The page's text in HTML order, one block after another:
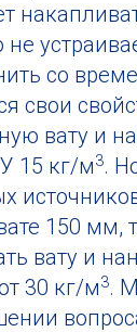
со
свои
вату и
15 кг/м3.
150 мм,
вату и
30 кг/м3.